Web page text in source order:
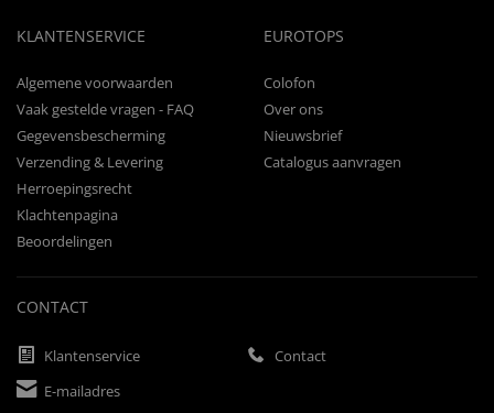
KLANTENSERVICE
Algemene voorwaarden
Vaak gestelde vragen - FAQ
Gegevensbescherming
Verzending & Levering
Herroepingsrecht
Klachtenpagina
Beoordelingen
EUROTOPS
Colofon
Over ons
Nieuwsbrief
Catalogus aanvragen
CONTACT
Klantenservice
Contact
E-mailadres